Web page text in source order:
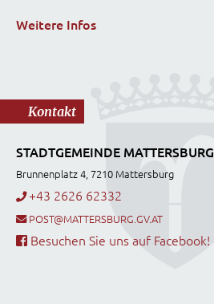
Weitere Infos
Kontakt
STADTGEMEINDE MATTERSBURG
Brunnenplatz 4, 7210 Mattersburg
+43 2626 62332
POST@MATTERSBURG.GV.AT
Besuchen Sie uns auf Facebook!